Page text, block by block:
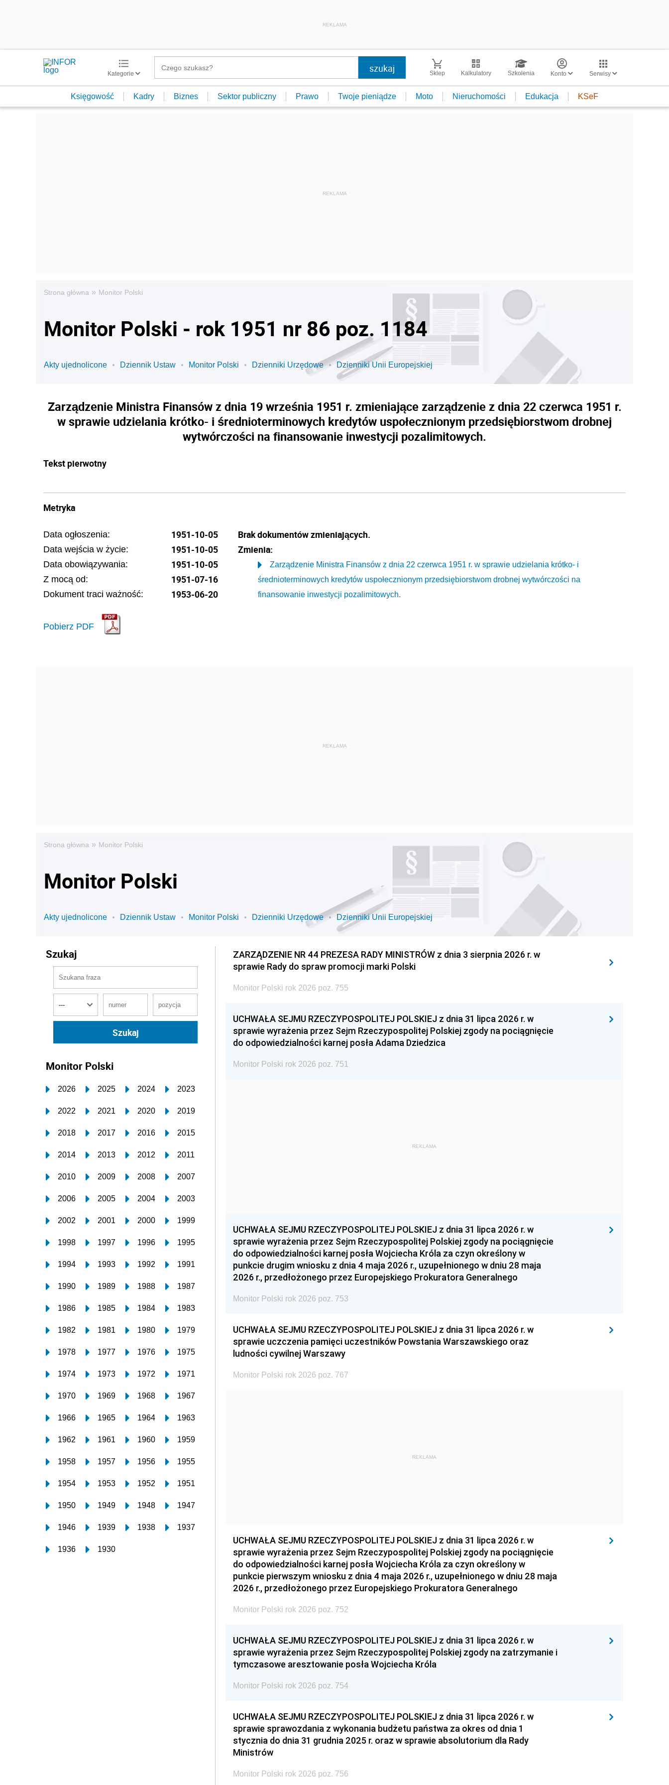
REKLAMA
Kategorie Sklep Kalkulatory Szkolenia Konto Serwisy
Księgowość Kadry Biznes Sektor publiczny Prawo Twoje pieniądze Moto Nieruchomości Edukacja KSeF
Strona główna » Monitor Polski
Monitor Polski - rok 1951 nr 86 poz. 1184
Akty ujednolicone Dziennik Ustaw Monitor Polski Dzienniki Urzędowe Dzienniki Unii Europejskiej
Zarządzenie Ministra Finansów z dnia 19 września 1951 r. zmieniające zarządzenie z dnia 22 czerwca 1951 r.
w sprawie udzielania krótko- i średnioterminowych kredytów uspołecznionym przedsiębiorstwom drobnej
wytwórczości na finansowanie inwestycji pozalimitowych.
Tekst pierwotny
Metryka
Data ogłoszenia: 1951-10-05
Data wejścia w życie: 1951-10-05
Data obowiązywania: 1951-10-05
Z mocą od: 1951-07-16
Dokument traci ważność: 1953-06-20
Pobierz PDF
Brak dokumentów zmieniających.
Zmienia:
Zarządzenie Ministra Finansów z dnia 22 czerwca 1951 r. w sprawie udzielania krótko- i
średnioterminowych kredytów uspołecznionym przedsiębiorstwom drobnej wytwórczości na
finansowanie inwestycji pozalimitowych.
Strona główna » Monitor Polski
Monitor Polski
Akty ujednolicone Dziennik Ustaw Monitor Polski Dzienniki Urzędowe Dzienniki Unii Europejskiej
Szukaj
Monitor Polski
2026 2025 2024 2023
2022 2021 2020 2019
2018 2017 2016 2015
2014 2013 2012 2011
2010 2009 2008 2007
2006 2005 2004 2003
2002 2001 2000 1999
1998 1997 1996 1995
1994 1993 1992 1991
1990 1989 1988 1987
1986 1985 1984 1983
1982 1981 1980 1979
1978 1977 1976 1975
1974 1973 1972 1971
1970 1969 1968 1967
1966 1965 1964 1963
1962 1961 1960 1959
1958 1957 1956 1955
1954 1953 1952 1951
1950 1949 1948 1947
1946 1939 1938 1937
1936 1930
ZARZĄDZENIE NR 44 PREZESA RADY MINISTRÓW z dnia 3 sierpnia 2026 r. w
sprawie Rady do spraw promocji marki Polski
Monitor Polski rok 2026 poz. 755
UCHWAŁA SEJMU RZECZYPOSPOLITEJ POLSKIEJ z dnia 31 lipca 2026 r. w
sprawie wyrażenia przez Sejm Rzeczypospolitej Polskiej zgody na pociągnięcie
do odpowiedzialności karnej posła Adama Dziedzica
Monitor Polski rok 2026 poz. 751
REKLAMA
UCHWAŁA SEJMU RZECZYPOSPOLITEJ POLSKIEJ z dnia 31 lipca 2026 r. w
sprawie wyrażenia przez Sejm Rzeczypospolitej Polskiej zgody na pociągnięcie
do odpowiedzialności karnej posła Wojciecha Króla za czyn określony w
punkcie drugim wniosku z dnia 4 maja 2026 r., uzupełnionego w dniu 28 maja
2026 r., przedłożonego przez Europejskiego Prokuratora Generalnego
Monitor Polski rok 2026 poz. 753
UCHWAŁA SEJMU RZECZYPOSPOLITEJ POLSKIEJ z dnia 31 lipca 2026 r. w
sprawie uczczenia pamięci uczestników Powstania Warszawskiego oraz
ludności cywilnej Warszawy
Monitor Polski rok 2026 poz. 767
REKLAMA
UCHWAŁA SEJMU RZECZYPOSPOLITEJ POLSKIEJ z dnia 31 lipca 2026 r. w
sprawie wyrażenia przez Sejm Rzeczypospolitej Polskiej zgody na pociągnięcie
do odpowiedzialności karnej posła Wojciecha Króla za czyn określony w
punkcie pierwszym wniosku z dnia 4 maja 2026 r., uzupełnionego w dniu 28 maja
2026 r., przedłożonego przez Europejskiego Prokuratora Generalnego
Monitor Polski rok 2026 poz. 752
UCHWAŁA SEJMU RZECZYPOSPOLITEJ POLSKIEJ z dnia 31 lipca 2026 r. w
sprawie wyrażenia przez Sejm Rzeczypospolitej Polskiej zgody na zatrzymanie i
tymczasowe aresztowanie posła Wojciecha Króla
Monitor Polski rok 2026 poz. 754
UCHWAŁA SEJMU RZECZYPOSPOLITEJ POLSKIEJ z dnia 31 lipca 2026 r. w
sprawie sprawozdania z wykonania budżetu państwa za okres od dnia 1
stycznia do dnia 31 grudnia 2025 r. oraz w sprawie absolutorium dla Rady
Ministrów
Monitor Polski rok 2026 poz. 756